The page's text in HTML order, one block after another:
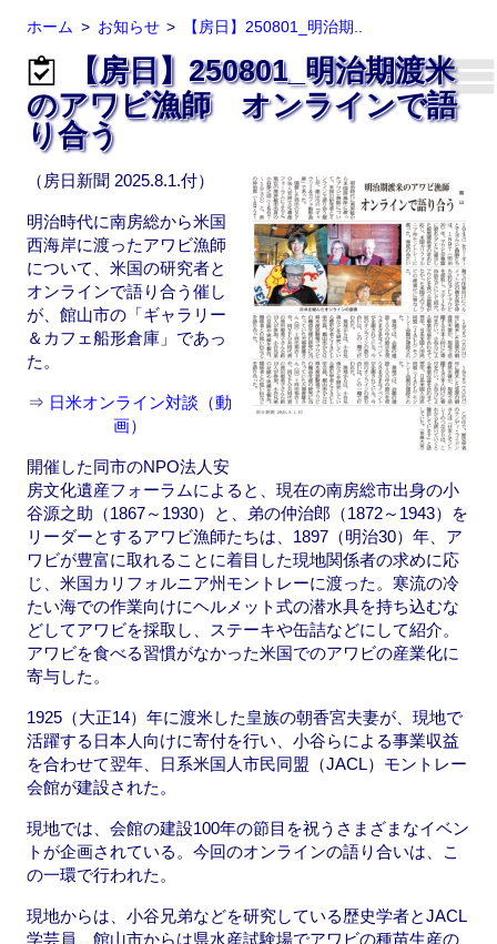
ホーム お知らせ 【房日】250801_明治期..
【房日】250801_明治期渡米
のアワビ漁師 オンラインで語
り合う
（房日新聞 2025.8.1.付）
明治時代に南房総から米国
西海岸に渡ったアワビ漁師
について、米国の研究者と
オンラインで語り合う催し
が、館山市の「ギャラリー
＆カフェ船形倉庫」であっ
た。
⇒ 日米オンライン対談（動
画）
開催した同市のNPO法人安
房文化遺産フォーラムによると、現在の南房総市出身の小
谷源之助（1867～1930）と、弟の仲治郎（1872～1943）を
リーダーとするアワビ漁師たちは、1897（明治30）年、ア
ワビが豊富に取れることに着目した現地関係者の求めに応
じ、米国カリフォルニア州モントレーに渡った。寒流の冷
たい海での作業向けにヘルメット式の潜水具を持ち込むな
どしてアワビを採取し、ステーキや缶詰などにして紹介。
アワビを食べる習慣がなかった米国でのアワビの産業化に
寄与した。
1925（大正14）年に渡米した皇族の朝香宮夫妻が、現地で
活躍する日本人向けに寄付を行い、小谷らによる事業収益
を合わせて翌年、日系米国人市民同盟（JACL）モントレー
会館が建設された。
現地では、会館の建設100年の節目を祝うさまざまなイベン
トが企画されている。今回のオンラインの語り合いは、こ
の一環で行われた。
現地からは、小谷兄弟などを研究している歴史学者とJACL
学芸員、館山市からは県水産試験場でアワビの種苗生産の